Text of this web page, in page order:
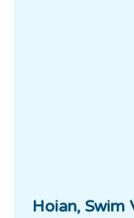
Hoian, Swim